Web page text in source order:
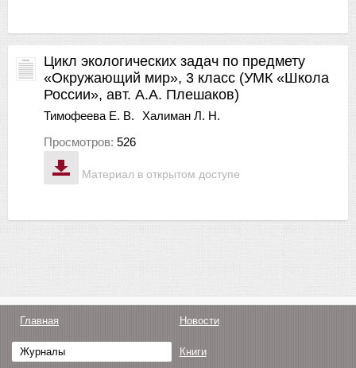
Материал в открытом доступе
Цикл экологических задач по предмету
«Окружающий мир», 3 класс (УМК «Школа
России», авт. А.А. Плешаков)
Тимофеева Е. В.
Халиман Л. Н.
Просмотров: 526
Главная Новости
Журналы Книги